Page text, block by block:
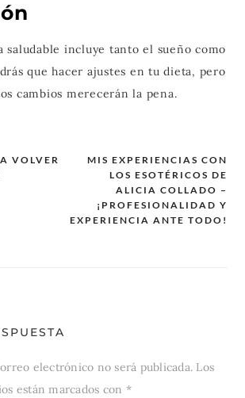
saludable incluye tanto el sueño como
que hacer ajustes en tu dieta, pero
cambios merecerán la pena.
MIS EXPERIENCIAS CON
LOS ESOTÉRICOS DE
ALICIA COLLADO –
¡PROFESIONALIDAD Y
EXPERIENCIA ANTE TODO!
VOLVER
electrónico no será publicada. Los
están marcados con *